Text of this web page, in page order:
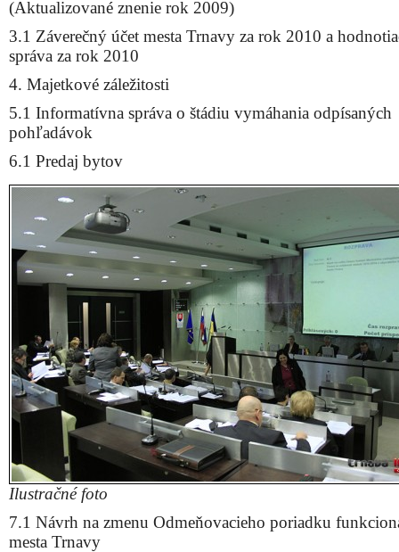
(Aktualizované znenie rok 2009)
3.1 Záverečný účet mesta Trnavy za rok 2010 a
správa za rok 2010
4. Majetkové záležitosti
5.1 Informatívna správa o štádiu vymáhania odpísaných
pohľadávok
6.1 Predaj bytov
Ilustračné foto
7.1 Návrh na zmenu Odmeňovacieho poriadku
mesta Trnavy